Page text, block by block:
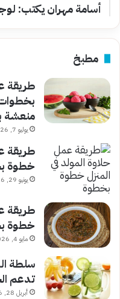
أسامة مهران يكتب:
مطبخ
طريقة
منعشة
يوليو 7, 2026
طريقة
خطوة
يونيو 29, 2026
طريقة
خطوة
مايو 4, 2026
سلطة
تدعم
أبريل 28, 2026